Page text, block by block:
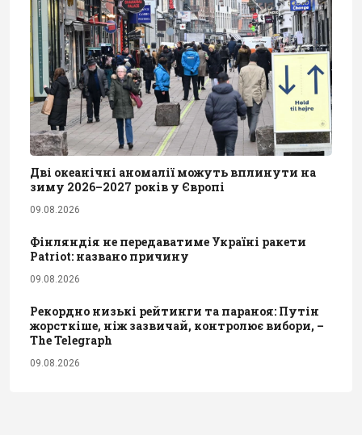
Дві океанічні аномалії можуть вплинути на
зиму 2026–2027 років у Європі
09.08.2026
Фінляндія не передаватиме Україні ракети
Patriot: названо причину
09.08.2026
Рекордно низькі рейтинги та параноя: Путін
жорсткіше, ніж зазвичай, контролює вибори, –
The Telegraph
09.08.2026